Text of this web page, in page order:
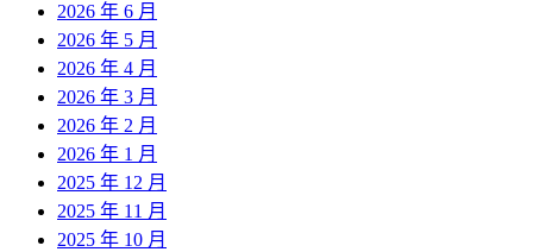
2026 年 6 月
2026 年 5 月
2026 年 4 月
2026 年 3 月
2026 年 2 月
2026 年 1 月
2025 年 12 月
2025 年 11 月
2025 年 10 月